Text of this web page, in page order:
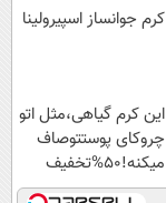
کرم جوانساز اسپیرولینا
این کرم گیاهی،مثل اتو
چروکای پوستتوصاف
میکنه!50%تخفیف